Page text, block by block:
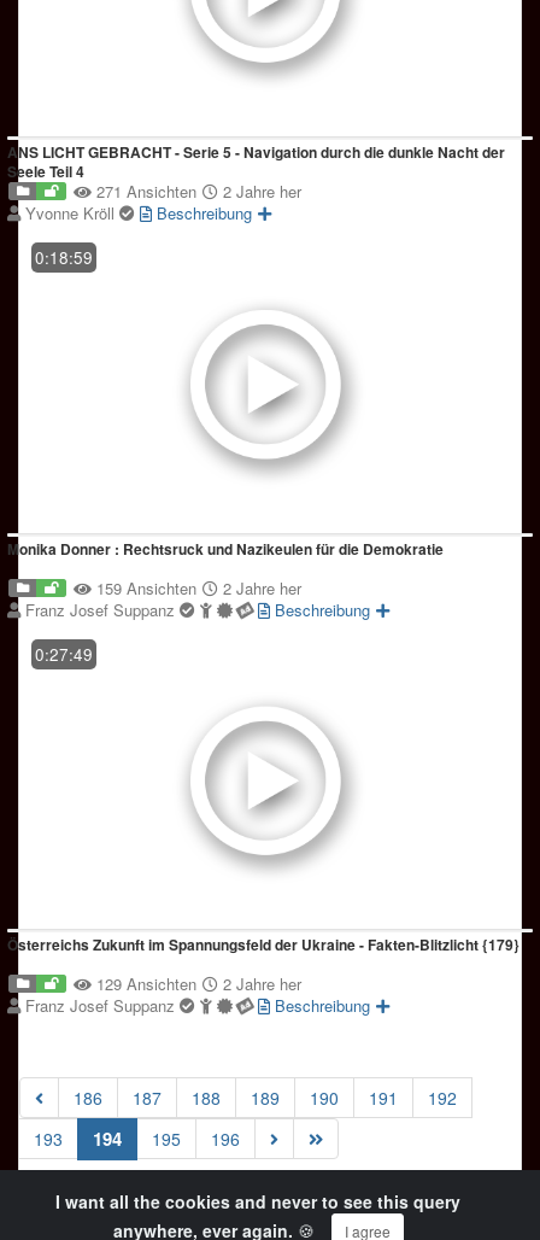
ANS LICHT GEBRACHT - Serie 5 - Navigation durch die dunkle Nacht der
Seele Teil 4
271 Ansichten
2 Jahre her
Yvonne Kröll
Beschreibung
0:18:59
Monika Donner : Rechtsruck und Nazikeulen für die Demokratie
159 Ansichten
2 Jahre her
Franz Josef Suppanz
Beschreibung
0:27:49
Österreichs Zukunft im Spannungsfeld der Ukraine - Fakten-Blitzlicht {179}
129 Ansichten
2 Jahre her
Franz Josef Suppanz
Beschreibung
186 187 188 189 190 191
192
193
194(current)
195 196
© Copyright 2024 OKiTUBE - All Rights Reserved
I want all the cookies and never to see this query
anywhere, ever again. 🍪 I agree